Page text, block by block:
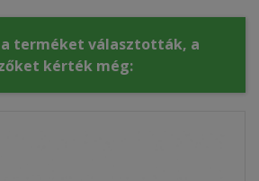
terméket választották, a
kérték még: